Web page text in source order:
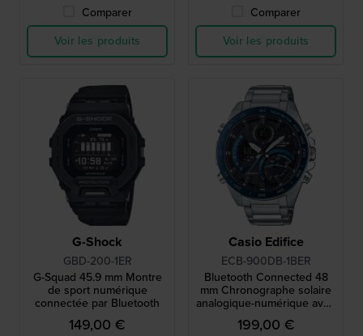
Comparer
Voir les produits
Comparer
Voir les produits
G-Shock
GBD-200-1ER
G-Squad 45.9 mm Montre
de sport numérique
connectée par Bluetooth
149,00 €
Casio Edifice
ECB-900DB-1BER
Bluetooth Connected 48
mm Chronographe solaire
analogique-numérique avec
lien smartphone
199,00 €